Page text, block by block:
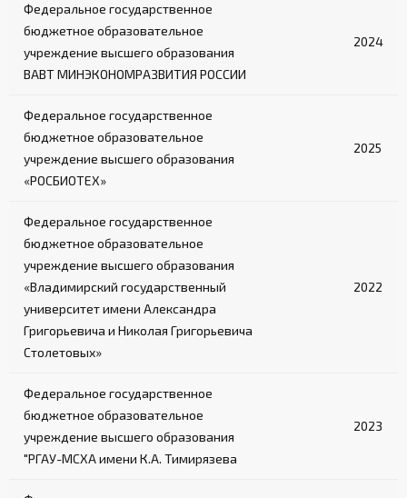
Федеральное государственное
бюджетное образовательное
учреждение высшего образования
ВАВТ МИНЭКОНОМРАЗВИТИЯ РОССИИ
2024
Федеральное государственное
бюджетное образовательное
учреждение высшего образования
«РОСБИОТЕХ»
2025
Федеральное государственное
бюджетное образовательное
учреждение высшего образования
«Владимирский государственный
университет имени Александра
Григорьевича и Николая Григорьевича
Столетовых»
2022
Федеральное государственное
бюджетное образовательное
учреждение высшего образования
"РГАУ-МСХА имени К.А. Тимирязева
2023